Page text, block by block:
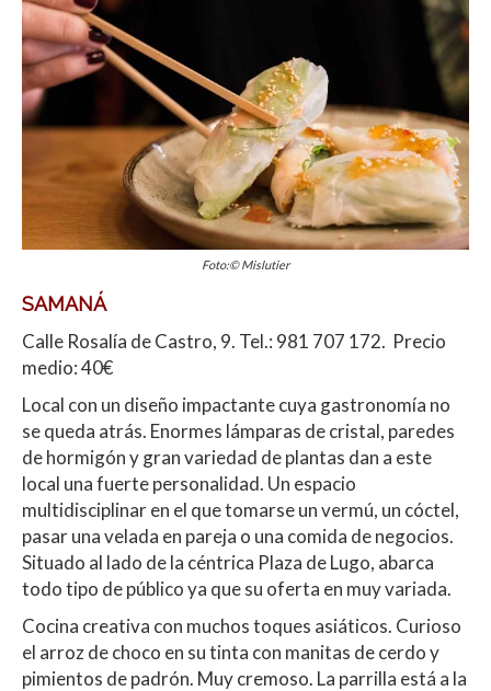
Foto:© Mislutier
SAMANÁ
Calle Rosalía de Castro, 9. Tel.: 981 707 172. Precio
medio: 40€
Local con un diseño impactante cuya gastronomía no
se queda atrás. Enormes lámparas de cristal, paredes
de hormigón y gran variedad de plantas dan a este
local una fuerte personalidad. Un espacio
multidisciplinar en el que tomarse un vermú, un cóctel,
pasar una velada en pareja o una comida de negocios.
Situado al lado de la céntrica Plaza de Lugo, abarca
todo tipo de público ya que su oferta en muy variada.
Cocina creativa con muchos toques asiáticos. Curioso
el arroz de choco en su tinta con manitas de cerdo y
pimientos de padrón. Muy cremoso. La parrilla está a la